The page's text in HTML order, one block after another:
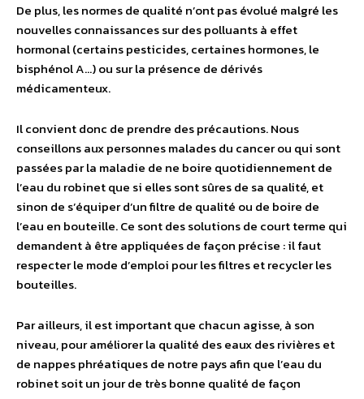
De plus, les normes de qualité n’ont pas évolué malgré les
nouvelles connaissances sur des polluants à effet
hormonal (certains pesticides, certaines hormones, le
bisphénol A…) ou sur la présence de dérivés
médicamenteux.
Il convient donc de prendre des précautions. Nous
conseillons aux personnes malades du cancer ou qui sont
passées par la maladie de ne boire quotidiennement de
l’eau du robinet que si elles sont sûres de sa qualité, et
sinon de s’équiper d’un filtre de qualité ou de boire de
l’eau en bouteille. Ce sont des solutions de court terme qui
demandent à être appliquées de façon précise : il faut
respecter le mode d’emploi pour les filtres et recycler les
bouteilles.
Par ailleurs, il est important que chacun agisse, à son
niveau, pour améliorer la qualité des eaux des rivières et
de nappes phréatiques de notre pays afin que l’eau du
robinet soit un jour de très bonne qualité de façon